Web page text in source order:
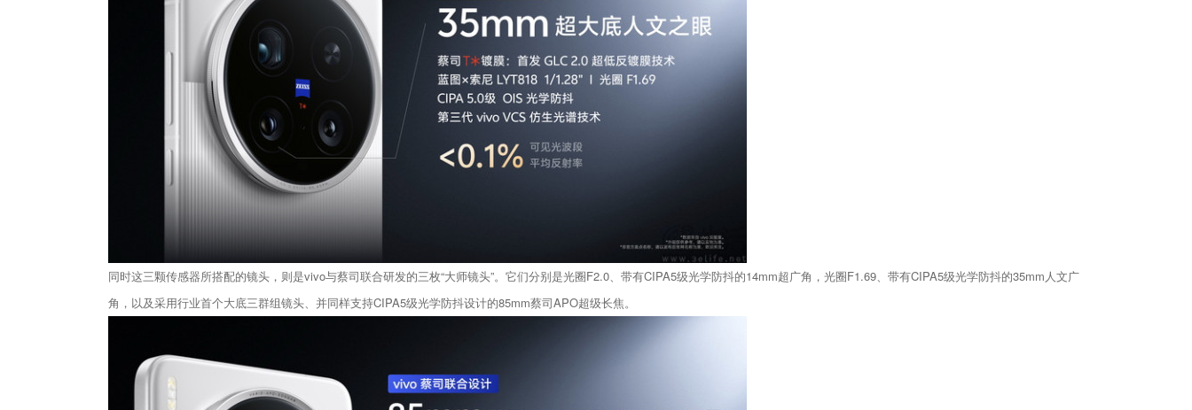
同时这三颗传感器所搭配的镜头，则是vivo与蔡司联合研发的三枚“大师镜头”。它们分别是光圈F2.0、带有CIPA5级光学防抖的14mm超广角，光圈F1.69、带有CIPA5级光学防抖的35mm人文广
角，以及采用行业首个大底三群组镜头、并同样支持CIPA5级光学防抖设计的85mm蔡司APO超级长焦。